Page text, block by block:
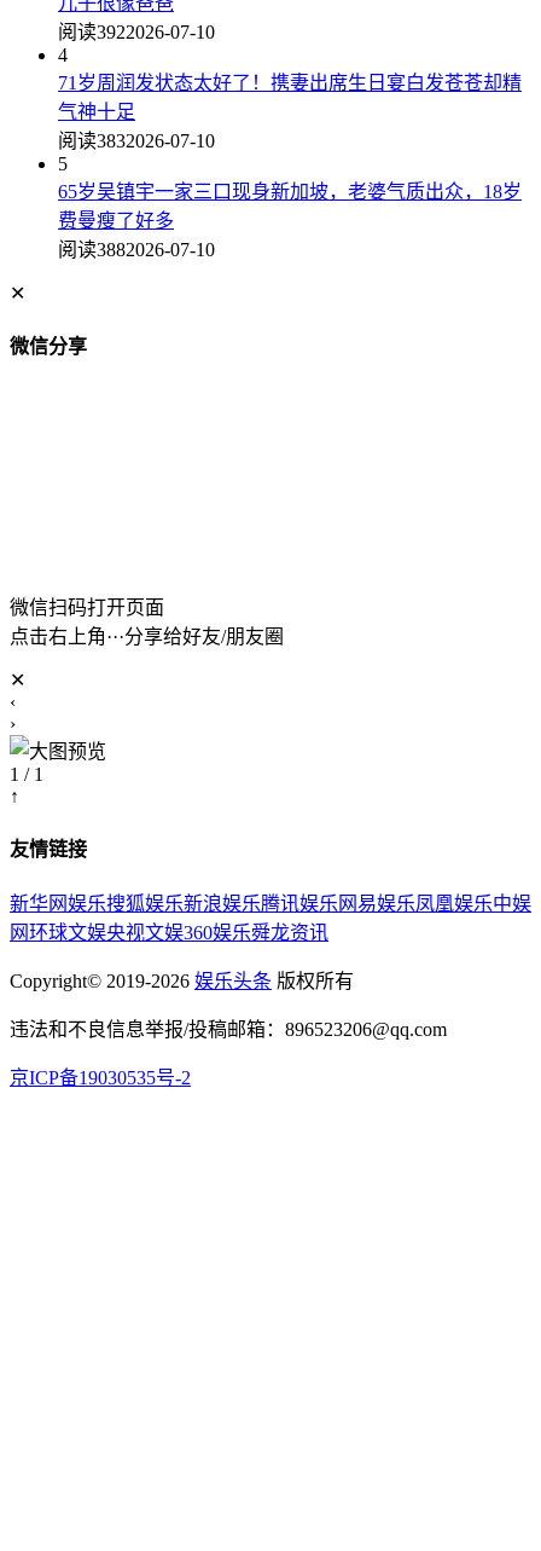
阅读3922026-07-10
4
71岁周润发状态太好了！携妻出席生日宴白发苍苍却精
气神十足
阅读3832026-07-10
5
65岁吴镇宇一家三口现身新加坡，老婆气质出众，18岁
费曼瘦了好多
阅读3882026-07-10
✕
微信分享
微信扫码打开页面
点击右上角···分享给好友/朋友圈
✕
‹
›
1 / 1
↑
友情链接
新华网娱乐搜狐娱乐新浪娱乐腾讯娱乐 网易娱乐凤凰娱乐中娱
网环球文娱央视文娱360娱乐舜龙资讯
Copyright© 2019-2026 娱乐头条 版权所有
违法和不良信息举报/投稿邮箱：896523206@qq.com
京ICP备19030535号-2